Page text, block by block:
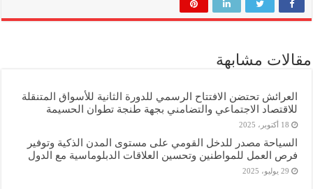
مقالات مشابهة
العرائش تحتضن الافتتاح الرسمي للدورة الثانية للأسواق المتنقلة
للاقتصاد الاجتماعي والتضامني بجهة طنجة تطوان الحسيمة
18 أكتوبر، 2025
السياحة مصدر للدخل القومي على مستوى المدن الذكية وتوفير
فرص العمل للمواطنين وتحسين العلاقات الدبلوماسية مع الدول
29 يوليو، 2025